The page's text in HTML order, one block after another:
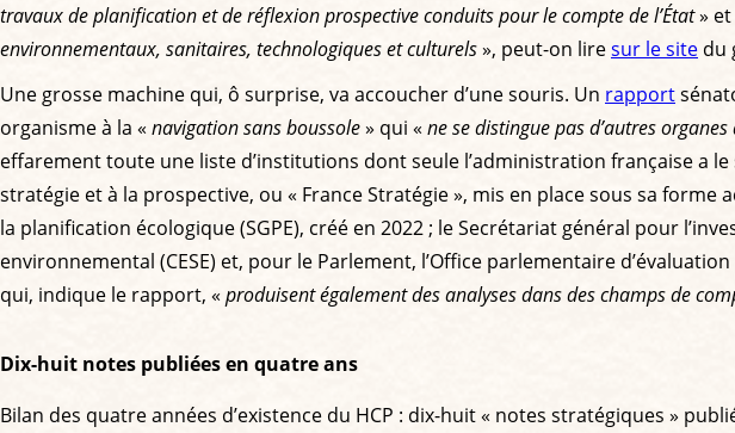
travaux de planification et de réflexion prospective conduits pour le compte de l’État» et
environnementaux, sanitaires, technologiques et culturels», peut-on liresur le site du
Une grosse machine qui, ô surprise, va accoucher d’une souris. Un rapport
organisme à la «navigation sans boussole» qui «ne se distingue pas d’autres
effarement toute une liste d’institutions dont seule l’administration française a
stratégie et à la prospective, ou « France Stratégie », mis en place sous sa forme
la planification écologique (SGPE), créé en 2022 ; le Secrétariat général pour
environnemental (CESE) et, pour le Parlement, l’Office parlementaire
qui, indique le rapport, «produisent également des analyses dans des champs de
Dix-huit notes publiées en quatre ans
Bilan des quatre années d’existence du HCP : dix-huit « notes stratégiques »